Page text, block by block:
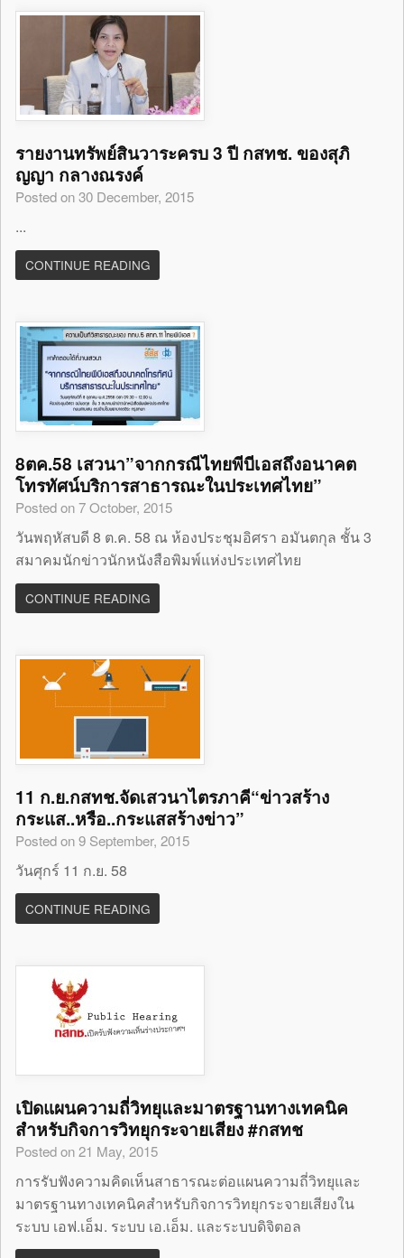
รายงานทรัพย์สินวาระครบ 3 ปี กสทช. ของสุภิ
ญญา กลางณรงค์
Posted on 30 December, 2015
...
CONTINUE READING
8ตค.58 เสวนา”จากกรณีไทยพีบีเอสถึงอนาคต
โทรทัศน์บริการสาธารณะในประเทศไทย”
Posted on 7 October, 2015
วันพฤหัสบดี 8 ต.ค. 58 ณ ห้องประชุมอิศรา อมันตกุล ชั้น 3
สมาคมนักข่าวนักหนังสือพิมพ์แห่งประเทศไทย
CONTINUE READING
11 ก.ย.กสทช.จัดเสวนาไตรภาคี“ข่าวสร้าง
กระแส..หรือ..กระแสสร้างข่าว”
Posted on 9 September, 2015
วันศุกร์ 11 ก.ย. 58
CONTINUE READING
เปิดแผนความถี่วิทยุและมาตรฐานทางเทคนิค
สำหรับกิจการวิทยุกระจายเสียง #กสทช
Posted on 21 May, 2015
การรับฟังความคิดเห็นสาธารณะต่อแผนความถี่วิทยุและ
มาตรฐานทางเทคนิคสำหรับกิจการวิทยุกระจายเสียงใน
ระบบ เอฟ.เอ็ม. ระบบ เอ.เอ็ม. และระบบดิจิตอล